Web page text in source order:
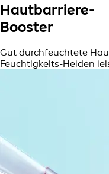
Hautbarriere-
Booster
Gut durchfeuchtete
Feuchtigkeits-Helden